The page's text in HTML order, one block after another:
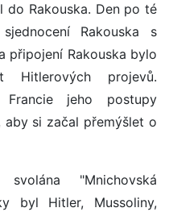
do Rakouska. Den po té
Rakouska s
připojení Rakouska bylo
projevů.
jeho postupy
si začal přemýšlet o
"Mnichovská
byl Hitler, Mussoliny,